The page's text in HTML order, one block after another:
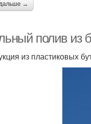
→
полив из
из пластиковых